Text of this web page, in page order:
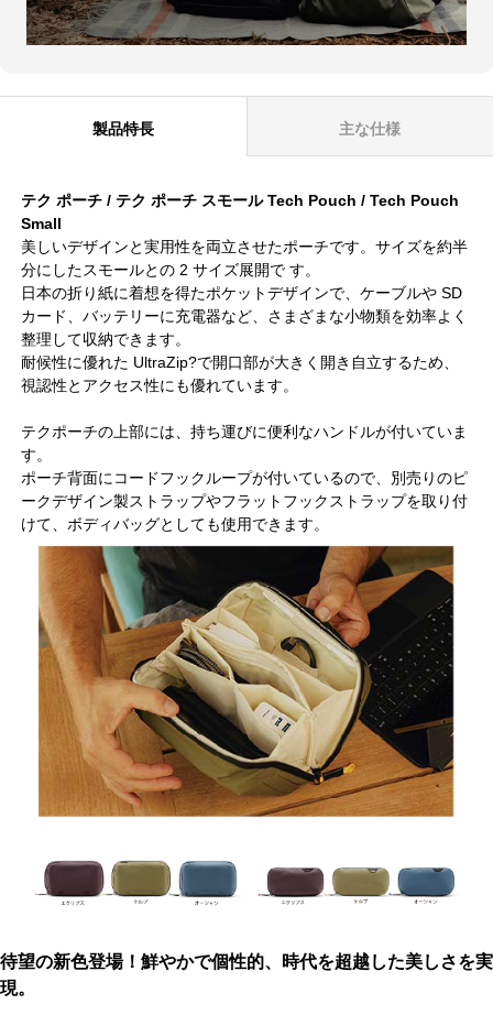
製品特長 主な仕様
テク ポーチ / テク ポーチ スモール Tech Pouch / Tech Pouch
Small
美しいデザインと実用性を両立させたポーチです。サイズを約半
分にしたスモールとの 2 サイズ展開で す。
日本の折り紙に着想を得たポケットデザインで、ケーブルや SD
カード、バッテリーに充電器など、さまざまな小物類を効率よく
整理して収納できます。
耐候性に優れた UltraZip?で開口部が大きく開き自立するため、
視認性とアクセス性にも優れています。
テクポーチの上部には、持ち運びに便利なハンドルが付いていま
す。
ポーチ背面にコードフックループが付いているので、別売りのピ
ークデザイン製ストラップやフラットフックストラップを取り付
けて、ボディバッグとしても使用できます。
待望の新色登場！鮮やかで個性的、時代を超越した美しさを実
現。